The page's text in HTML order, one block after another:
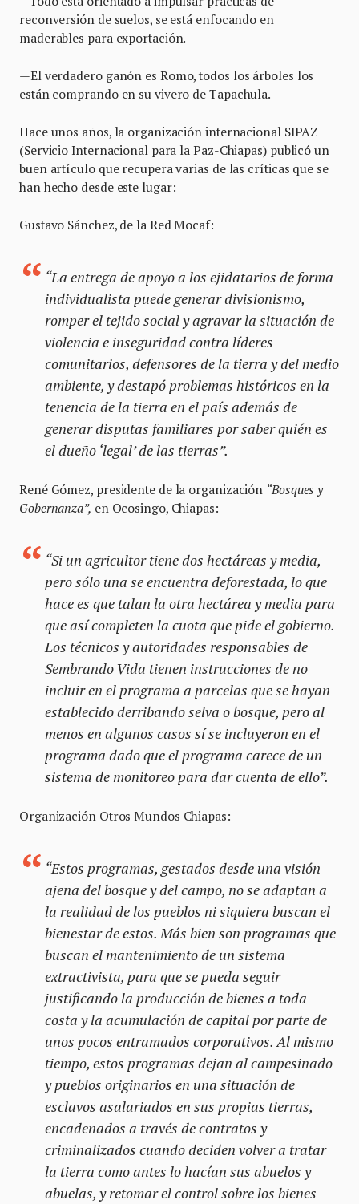
reconversión de suelos, se está enfocando en
maderables para exportación.
—El verdadero ganón es Romo, todos los árboles los
están comprando en su vivero de Tapachula.
Hace unos años, la organización internacional SIPAZ
(Servicio Internacional para la Paz-Chiapas) publicó un
buen artículo que recupera varias de las críticas que se
han hecho desde este lugar:
Gustavo Sánchez, de la Red Mocaf:
“La entrega de apoyo a los ejidatarios de forma
individualista puede generar divisionismo,
romper el tejido social y agravar la situación de
violencia e inseguridad contra líderes
comunitarios, defensores de la tierra y del medio
ambiente, y destapó problemas históricos en la
tenencia de la tierra en el país además de
generar disputas familiares por saber quién es
el dueño ‘legal’ de las tierras”.
René Gómez, presidente de la organización “Bosques y
Gobernanza”, en Ocosingo, Chiapas:
“Si un agricultor tiene dos hectáreas y media,
pero sólo una se encuentra deforestada, lo que
hace es que talan la otra hectárea y media para
que así completen la cuota que pide el gobierno.
Los técnicos y autoridades responsables de
Sembrando Vida tienen instrucciones de no
incluir en el programa a parcelas que se hayan
establecido derribando selva o bosque, pero al
menos en algunos casos sí se incluyeron en el
programa dado que el programa carece de un
sistema de monitoreo para dar cuenta de ello”.
Organización Otros Mundos Chiapas:
“Estos programas, gestados desde una visión
ajena del bosque y del campo, no se adaptan a
la realidad de los pueblos ni siquiera buscan el
bienestar de estos. Más bien son programas que
buscan el mantenimiento de un sistema
extractivista, para que se pueda seguir
justificando la producción de bienes a toda
costa y la acumulación de capital por parte de
unos pocos entramados corporativos. Al mismo
tiempo, estos programas dejan al campesinado
y pueblos originarios en una situación de
esclavos asalariados en sus propias tierras,
encadenados a través de contratos y
criminalizados cuando deciden volver a tratar
la tierra como antes lo hacían sus abuelos y
abuelas, y retomar el control sobre los bienes